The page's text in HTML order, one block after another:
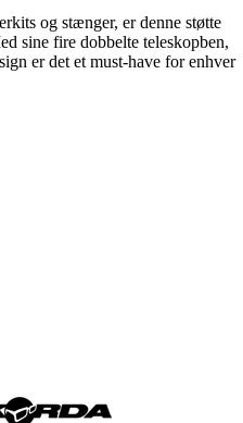
og stænger, er denne støtte
sine fire dobbelte teleskopben,
er det et must-have for enhver